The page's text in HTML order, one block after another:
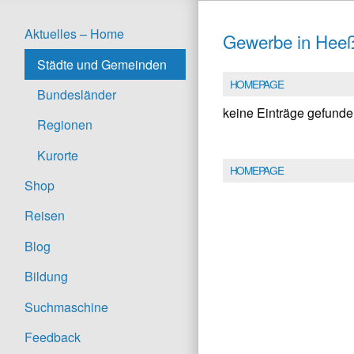
Aktuelles – Home
Städte und Gemeinden
Bundesländer
Regionen
Kurorte
Shop
Reisen
Blog
Bildung
Suchmaschine
Feedback
Gewerbe in
HOMEPAGE
keine Einträge
HOMEPAGE